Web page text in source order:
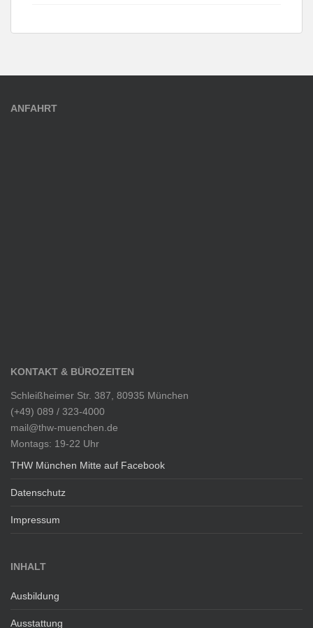
ANFAHRT
KONTAKT & BÜROZEITEN
Schleißheimer Str. 387, 80935 München
(+49) 089 / 323-4000
mail@thw-muenchen.de
Montags: 19-22 Uhr
THW München Mitte auf Facebook
Datenschutz
Impressum
INHALT
Ausbildung
Ausstattung